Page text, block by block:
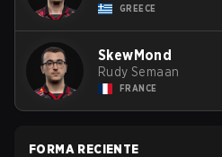
GREECE
SkewMond
Rudy Semaan
FRANCE
FORMA RECIENTE